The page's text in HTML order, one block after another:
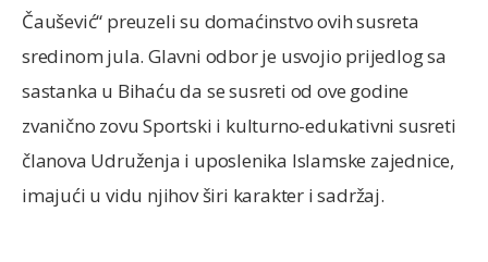
Čaušević“ preuzeli su domaćinstvo ovih susreta
sredinom jula. Glavni odbor je usvojio prijedlog sa
sastanka u Bihaću da se susreti od ove godine
zvanično zovu Sportski i kulturno-edukativni susreti
članova Udruženja i uposlenika Islamske zajednice,
imajući u vidu njihov širi karakter i sadržaj.